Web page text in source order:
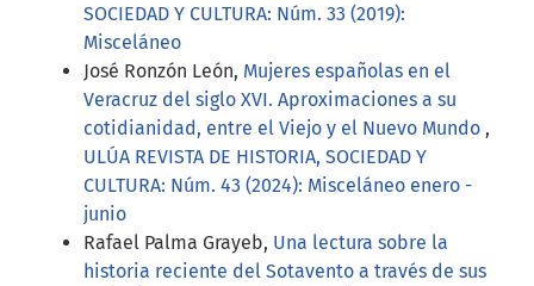
SOCIEDAD Y CULTURA: Núm. 33 (2019):
Misceláneo
José Ronzón León, Mujeres españolas en el
Veracruz del siglo XVI. Aproximaciones a su
cotidianidad, entre el Viejo y el Nuevo Mundo ,
ULÚA REVISTA DE HISTORIA, SOCIEDAD Y
CULTURA: Núm. 43 (2024): Misceláneo enero -
junio
Rafael Palma Grayeb, Una lectura sobre la
historia reciente del Sotavento a través de sus